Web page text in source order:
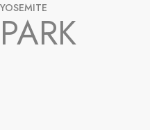
YOSEMITE
PARK